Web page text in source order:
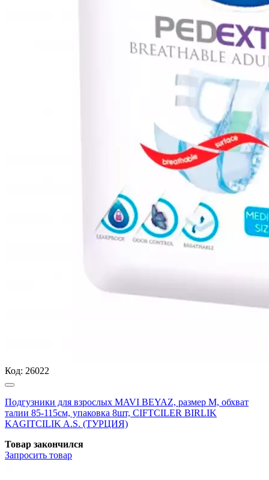
Код: 26022
Подгузники для взрослых MAVI BEYAZ, размер M, обхват
талии 85-115см, упаковка 8шт, CIFTCILER BIRLIK
KAGITCILIK A.S. (ТУРЦИЯ)
Товар закончился
Запросить товар